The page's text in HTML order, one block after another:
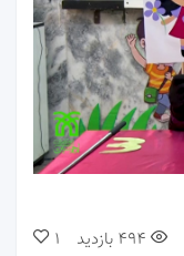
00:00
1 494 بازدید